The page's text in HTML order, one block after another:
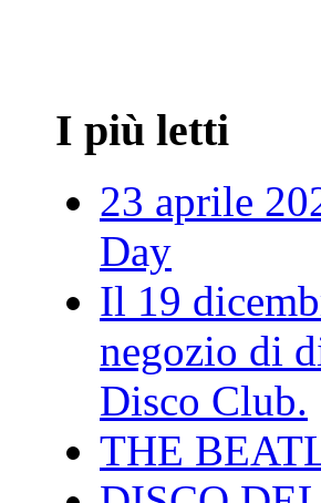
I più letti
23 aprile
Day
Il 19
negozio di
Disco Club.
THE